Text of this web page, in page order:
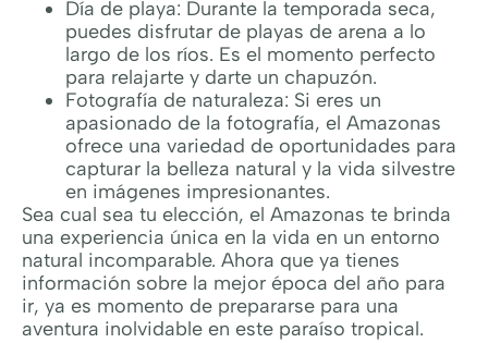
Día de playa: Durante la temporada seca,
puedes disfrutar de playas de arena a lo
largo de los ríos. Es el momento perfecto
para relajarte y darte un chapuzón.
Fotografía de naturaleza: Si eres un
apasionado de la fotografía, el Amazonas
ofrece una variedad de oportunidades para
capturar la belleza natural y la vida silvestre
en imágenes impresionantes.
Sea cual sea tu elección, el Amazonas te brinda
una experiencia única en la vida en un entorno
natural incomparable. Ahora que ya tienes
información sobre la mejor época del año para
ir, ya es momento de prepararse para una
aventura inolvidable en este paraíso tropical.